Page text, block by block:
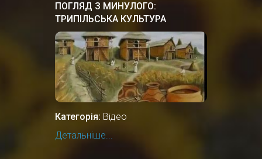
ПОГЛЯД З МИНУЛОГО:
ТРИПІЛЬСЬКА КУЛЬТУРА
Категорія: Відео
Детальніше...